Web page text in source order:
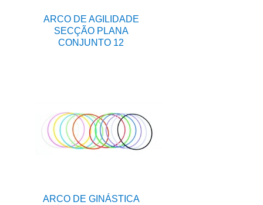
ARCO DE AGILIDADE
SECÇÃO PLANA
CONJUNTO 12
ARCO DE GINÁSTICA